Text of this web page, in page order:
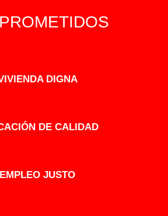
DIGNA
DE CALIDAD
EMPLEO JUSTO